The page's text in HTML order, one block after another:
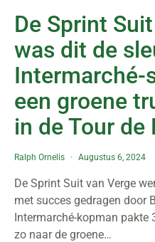
De Sprint
was dit de
Intermarché-
een groene
in de Tour de
Ralph Ornelis Augustus 6, 2024
De Sprint Suit van Verge
met succes gedragen door
Intermarché-kopman pakte
zo naar de groene…